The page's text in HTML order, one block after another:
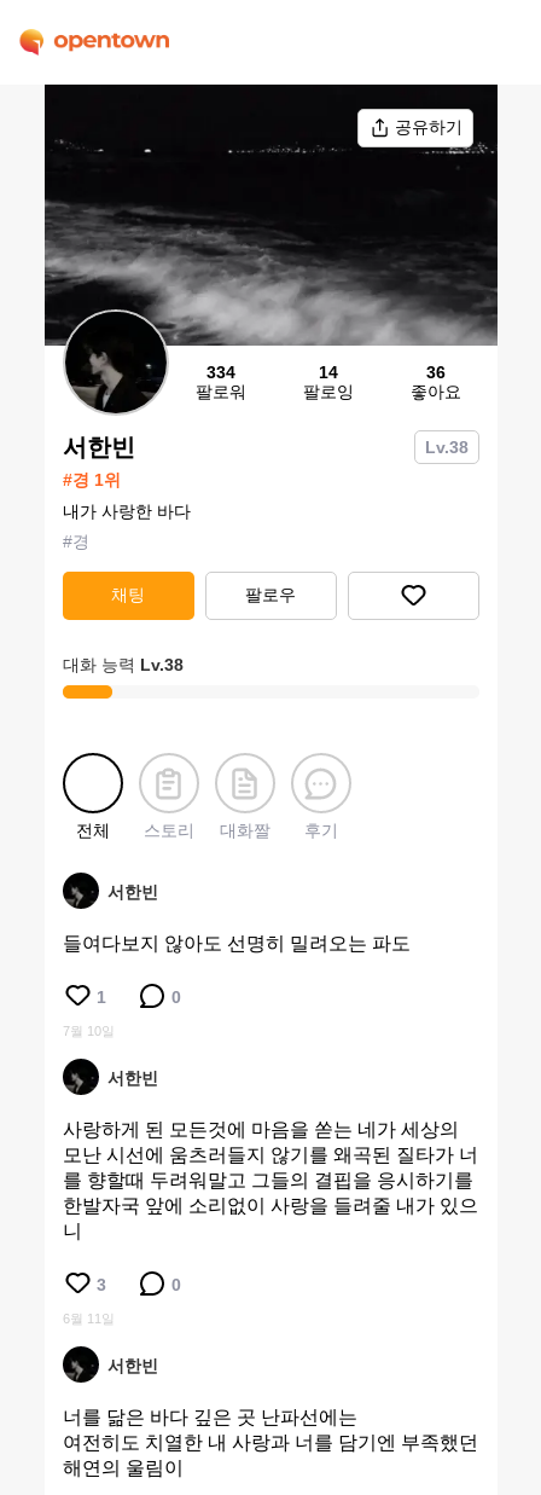
공유하기
334
팔로워
14
팔로잉
36
좋아요
서한빈 Lv.38
#경 1위
내가 사랑한 바다
#경
채팅 팔로우
대화 능력 Lv.38
전체 스토리 대화짤 후기
서한빈
들여다보지 않아도 선명히 밀려오는 파도
1 0
7월 10일
서한빈
사랑하게 된 모든것에 마음을 쏟는 네가 세상의
모난 시선에 움츠러들지 않기를 왜곡된 질타가 너
를 향할때 두려워말고 그들의 결핍을 응시하기를
한발자국 앞에 소리없이 사랑을 들려줄 내가 있으
니
3 0
6월 11일
서한빈
너를 닮은 바다 깊은 곳 난파선에는
여전히도 치열한 내 사랑과 너를 담기엔 부족했던
해연의 울림이